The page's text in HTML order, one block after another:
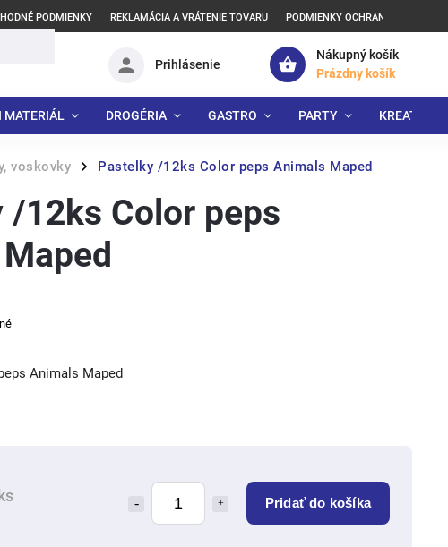
PODMIENKY REKLAMÁCIA A VRÁTENIE TOVARU PODMIENKY OCHRANY
Nákupný košík
Prázdny košík
Prihlásenie
MATERIÁL DROGÉRIA GASTRO PARTY
voskovky / Pastelky /12ks Color peps Animals Maped
Pridať do košíka
/12ks Color peps
Animals Maped